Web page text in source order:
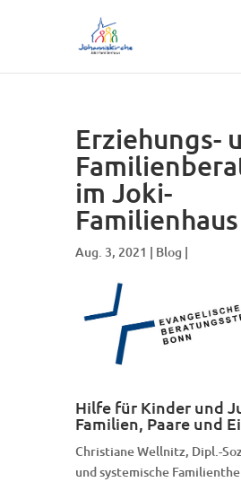
Erziehungs-
im Joki-
Familienhaus
Aug. 3, 2021 | Blog |
Hilfe für Kinder und
Familien, Paare und
Christiane Wellnitz, Dipl.-
und systemische